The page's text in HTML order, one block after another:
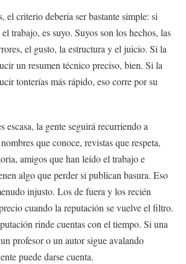
el criterio debería ser bastante simple: si
trabajo, es suyo. Suyos son los hechos, las
el gusto, la estructura y el juicio. Si la
un resumen técnico preciso, bien. Si la
tonterías más rápido, eso corre por su
escasa, la gente seguirá recurriendo a
que conoce, revistas que respeta,
amigos que han leído el trabajo e
algo que perder si publican basura. Eso
injusto. Los de fuera y los recién
cuando la reputación se vuelve el filtro.
rinde cuentas con el tiempo. Si una
profesor o un autor sigue avalando
puede darse cuenta.